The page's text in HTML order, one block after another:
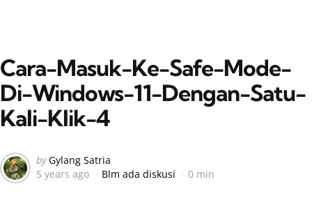
Cara-Masuk-Ke-Safe-Mode-
Di-Windows-11-Dengan-Satu-
Kali-Klik-4
Posted
by
by Gylang Satria
5 years ago
Blm ada diskusi 0 min